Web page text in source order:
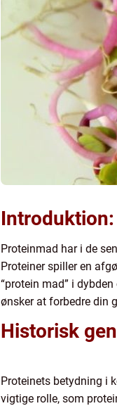
Introduktion:
Proteinmad har i de
Proteiner spiller en
“protein mad” i
ønsker at forbedre din
Historisk
Proteinets betydning i
vigtige rolle, som